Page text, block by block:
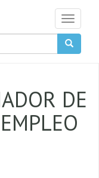
Toggle
DE